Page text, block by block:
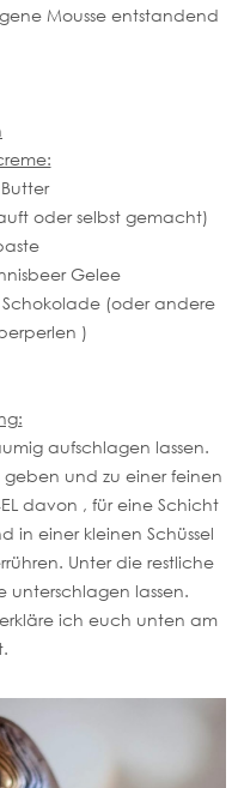
Mousse entstandend
oder selbst gemacht)
Gelee
Schokolade (oder andere
)
aufschlagen lassen.
und zu einer feinen
davon , für eine Schicht
in einer kleinen Schüssel
Unter die restliche
unterschlagen lassen.
ich euch unten am